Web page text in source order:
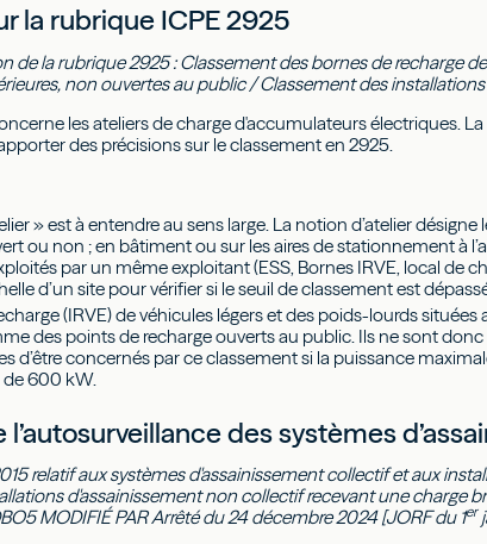
la rubrique ICPE 2925
de la rubrique 2925 : Classement des bornes de recharge
non ouvertes au public / Classement des
les ateliers de charge d'accumulateurs électriques.
des précisions sur le classement en 2925.
» est à entendre au sens large. La notion d’atelier désigne
ou non ; en bâtiment ou sur les aires de stationnement à
par un même exploitant (ESS, Bornes IRVE, local de
d’un site pour vérifier si le seuil de classement est
(IRVE) de véhicules légers et des poids-lourds situées
des points de recharge ouverts au public. Ils ne sont
d’être concernés par ce classement si la puissance
de 600 kW.
l’autosurveillance des systèmes
relatif aux systèmes d'assainissement collectif et aux
d'assainissement non collectif recevant une charge
MODIFIÉ PAR Arrêté du 24 décembre 2024 [JORF du 1er